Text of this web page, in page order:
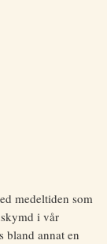
medeltiden som
i vår
bland annat en